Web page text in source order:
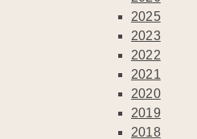
2025
2023
2022
2021
2020
2019
2018